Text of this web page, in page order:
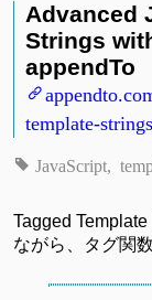
Advanced
Strings
appendTo
template-
JavaScript
Tagged
ながら、タグ関